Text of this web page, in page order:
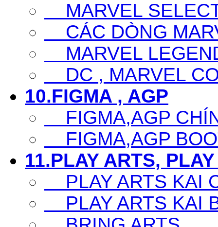
MARVEL
CÁC DÒNG
MARVEL
DC , MARVEL
10.FIGMA , AGP
FIGMA,AGP
FIGMA,AGP
11.PLAY ARTS,
PLAY ARTS KAI
PLAY ARTS KAI